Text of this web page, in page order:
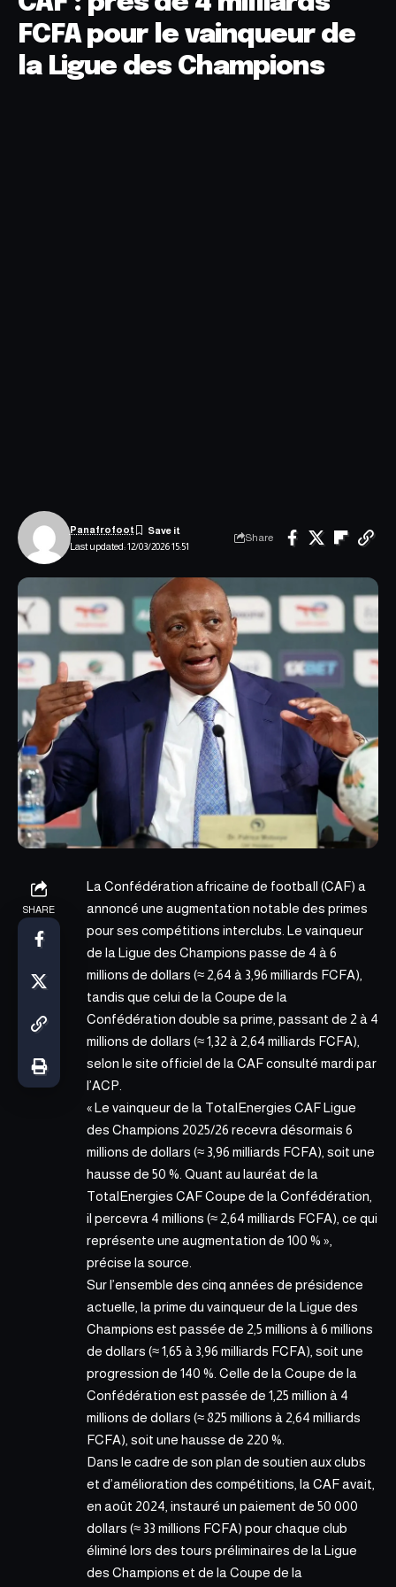
FCFA pour le vainqueur de
la Ligue des Champions
Last updated: 12/03/2026 15:51
Panafrofoot
Share
SHARE
La Confédération africaine de football (CAF) a
annoncé une augmentation notable des primes
pour ses compétitions interclubs. Le vainqueur
de la Ligue des Champions passe de 4 à 6
millions de dollars (≈ 2,64 à 3,96 milliards FCFA),
tandis que celui de la Coupe de la
Confédération double sa prime, passant de 2 à 4
millions de dollars (≈ 1,32 à 2,64 milliards FCFA),
selon le site officiel de la CAFconsulté mardi par
l’ACP.
« Le vainqueur de la TotalEnergies CAF Ligue
des Champions 2025/26 recevra désormais 6
millions de dollars (≈ 3,96 milliards FCFA), soit une
hausse de 50 %. Quant au lauréat de la
TotalEnergies CAF Coupe de la Confédération,
il percevra 4 millions (≈ 2,64 milliards FCFA), ce qui
représente une augmentation de 100 % »,
précise la source.
Sur l’ensemble des cinq années de présidence
actuelle, la prime du vainqueur de la Ligue des
Champions est passée de 2,5 millions à 6 millions
de dollars (≈ 1,65 à 3,96 milliards FCFA), soit une
progression de 140 %. Celle de la Coupe de la
Confédération est passée de 1,25 million à 4
millions de dollars (≈ 825 millions à 2,64 milliards
FCFA), soit une hausse de 220 %.
Dans le cadre de son plan de soutien aux clubs
et d’amélioration des compétitions, la CAF avait,
en août 2024, instauré un paiement de 50 000
dollars (≈ 33 millions FCFA) pour chaque club
éliminé lors des tours préliminaires de la Ligue
des Champions et de la Coupe de la